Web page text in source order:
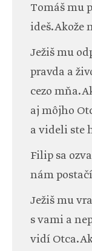
Tomáš mu
ideš. Akože
Ježiš mu
pravda a
cezo mňa.
aj môjho
a videli ste
Filip sa
nám
Ježiš mu
s vami a
vidí Otca.